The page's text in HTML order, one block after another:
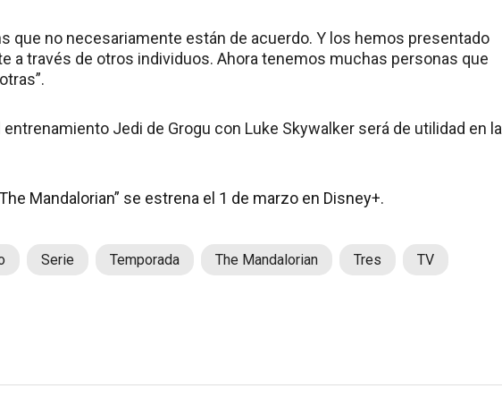
que no necesariamente están de acuerdo. Y los hemos presentado
a través de otros individuos. Ahora tenemos muchas personas que
Jedi de Grogu con Luke Skywalker será de utilidad en la
Mandalorian” se estrena el 1 de marzo en Disney+.
Serie Temporada The Mandalorian Tres TV